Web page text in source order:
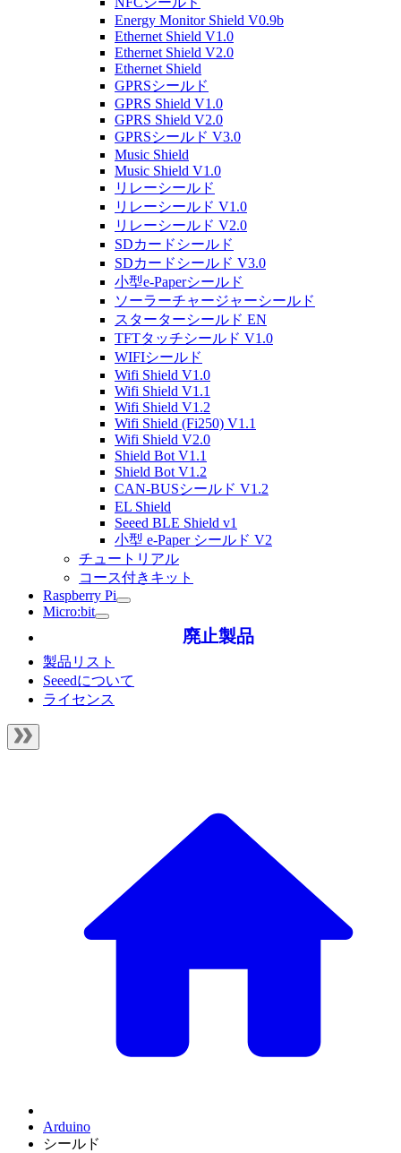
Energy Monitor Shield V0.9b
Ethernet Shield V1.0
Ethernet Shield V2.0
Ethernet Shield
GPRSシールド
GPRS Shield V1.0
GPRS Shield V2.0
GPRSシールド V3.0
Music Shield
Music Shield V1.0
リレーシールド
リレーシールド V1.0
リレーシールド V2.0
SDカードシールド
SDカードシールド V3.0
小型e-Paperシールド
ソーラーチャージャーシールド
スターターシールド EN
TFTタッチシールド V1.0
WIFIシールド
Wifi Shield V1.0
Wifi Shield V1.1
Wifi Shield V1.2
Wifi Shield (Fi250) V1.1
Wifi Shield V2.0
Shield Bot V1.1
Shield Bot V1.2
CAN-BUSシールド V1.2
EL Shield
Seeed BLE Shield v1
小型 e-Paper シールド V2
チュートリアル
コース付きキット
Raspberry Pi
Micro:bit
廃止製品
製品リスト
Seeedについて
ライセンス
Arduino
シールド